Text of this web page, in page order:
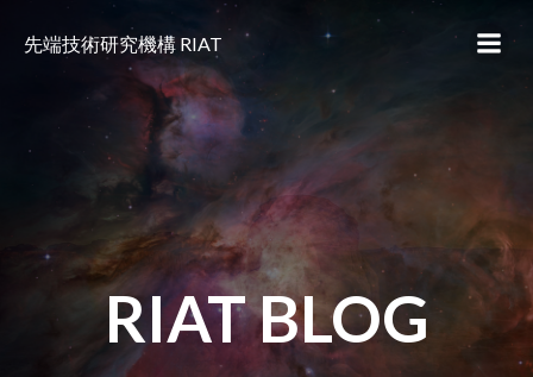
ン
ツ
へ
ス
キ
ッ
プ
先端技術研究機構 RIAT
RIAT BLOG